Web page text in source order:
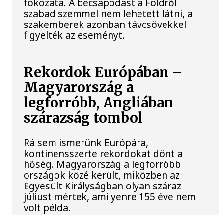
szabad szemmel nem lehetett látni, a
szakemberek azonban távcsövekkel
figyelték az eseményt.
Rekordok Európában –
Magyarország a
legforróbb, Angliában
szárazság tombol
Rá sem ismerünk Európára,
kontinensszerte rekordokat dönt a
hőség. Magyarország a legforróbb
országok közé került, miközben az
Egyesült Királyságban olyan száraz
júliust mértek, amilyenre 155 éve nem
volt példa.